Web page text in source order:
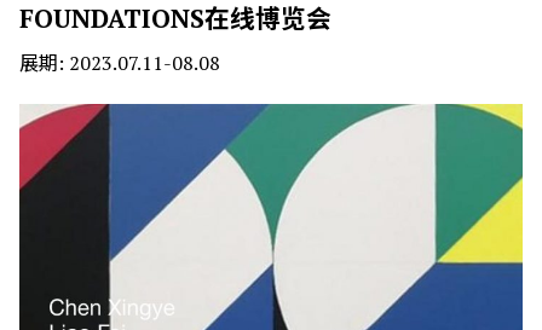
FOUNDATIONS在线博览会
展期: 2023.07.11-08.08